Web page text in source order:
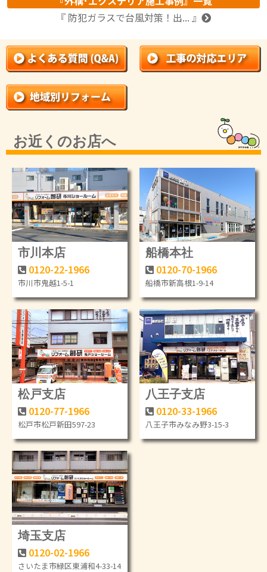
『 防犯ガラスで台風対策！出... 』
お近くのお店へ
市川本店
0120-22-1966
市川市鬼越1-5-1
船橋本社
0120-70-1966
船橋市新高根1-9-14
松戸支店
0120-77-1966
松戸市松戸新田597-23
八王子支店
0120-33-1966
八王子市みなみ野3-15-3
埼玉支店
0120-02-1966
さいたま市緑区東浦和4-33-14